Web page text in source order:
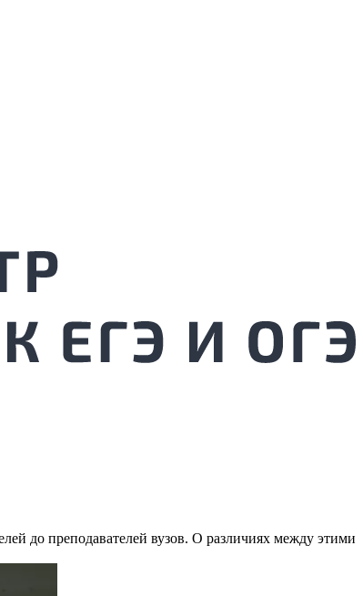
до преподавателей вузов. О различиях между этими